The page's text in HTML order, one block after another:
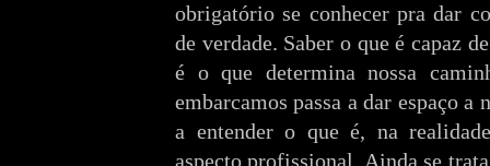
obrigatório se conhecer pra dar
de verdade. Saber o que é capaz
é o que determina nossa
embarcamos passa a dar espaço a
a entender o que é, na
aspecto profissional. Ainda se